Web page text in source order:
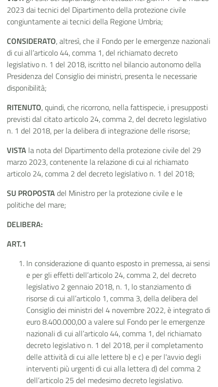
2023 dai tecnici del Dipartimento della protezione civile
congiuntamente ai tecnici della Regione Umbria;
CONSIDERATO, altresì, che il Fondo per le emergenze nazionali
di cui all’articolo 44, comma 1, del richiamato decreto
legislativo n. 1 del 2018, iscritto nel bilancio autonomo della
Presidenza del Consiglio dei ministri, presenta le necessarie
disponibilità;
RITENUTO, quindi, che ricorrono, nella fattispecie, i presupposti
previsti dal citato articolo 24, comma 2, del decreto legislativo
n. 1 del 2018, per la delibera di integrazione delle risorse;
VISTA la nota del Dipartimento della protezione civile del 29
marzo 2023, contenente la relazione di cui al richiamato
articolo 24, comma 2 del decreto legislativo n. 1 del 2018;
SU PROPOSTAdel Ministro per la protezione civile e le
politiche del mare;
DELIBERA:
ART.1
In considerazione di quanto esposto in premessa, ai sensi
e per gli effetti dell’articolo 24, comma 2, del decreto
legislativo 2 gennaio 2018, n. 1, lo stanziamento di
risorse di cui all’articolo 1, comma 3, della delibera del
Consiglio dei ministri del 4 novembre 2022, è integrato di
euro 8.400.000,00 a valere sul Fondo per le emergenze
nazionali di cui all’articolo 44, comma 1, del richiamato
decreto legislativo n. 1 del 2018, per il completamento
delle attività di cui alle lettere b) e c) e per l'avvio degli
interventi più urgenti di cui alla lettera d) del comma 2
dell’articolo 25 del medesimo decreto legislativo.